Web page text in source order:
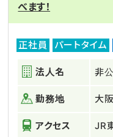
べます！
正社員 パートタイム
法人名 非
勤務地 大
アクセス JR